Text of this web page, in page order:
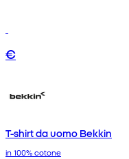
€
T-shirt da uomo Bekkin
in 100% cotone